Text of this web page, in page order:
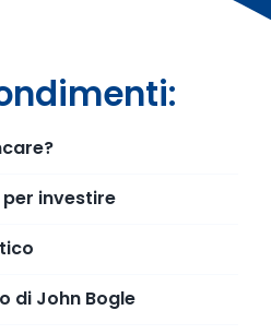
investire
di John Bogle